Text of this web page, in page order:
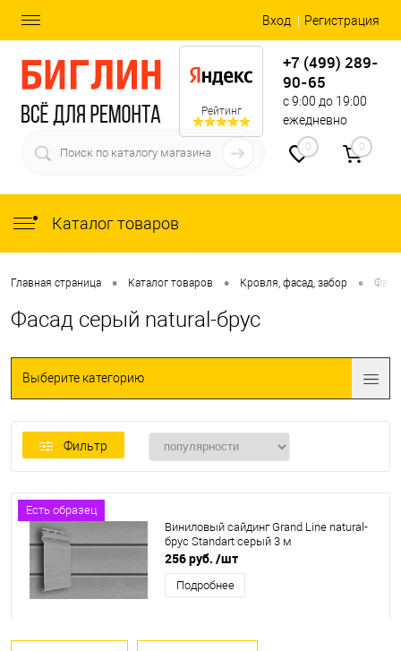
Вход Регистрация
Рейтинг
+7 (499) 289-
90-65
с 9:00 до 19:00
ежедневно
0 0
Каталог товаров
Главная страница • Каталог товаров • Кровля, фасад, забор •
Фасад серый natural-брус
Выберите категорию
Фильтр
Есть образец
Виниловый сайдинг Grand Line natural-
брус Standart серый 3 м
256 руб. /шт
Подробнее